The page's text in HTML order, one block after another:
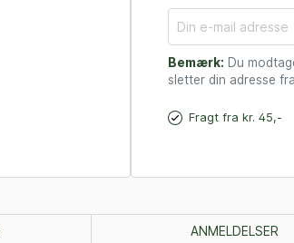
Bemærk: Du
sletter din adresse
Fragt fra kr. 45,-
ANMELDELSER